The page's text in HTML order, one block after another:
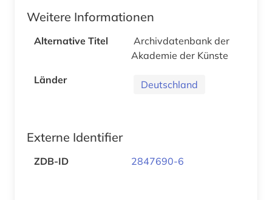
Weitere Informationen
Alternative Titel
Archivdatenbank der
Akademie der Künste
Länder
Deutschland
Externe Identifier
ZDB-ID 2847690-6